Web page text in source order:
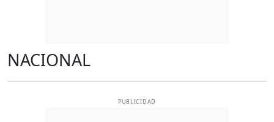
NACIONAL
PUBLICIDAD